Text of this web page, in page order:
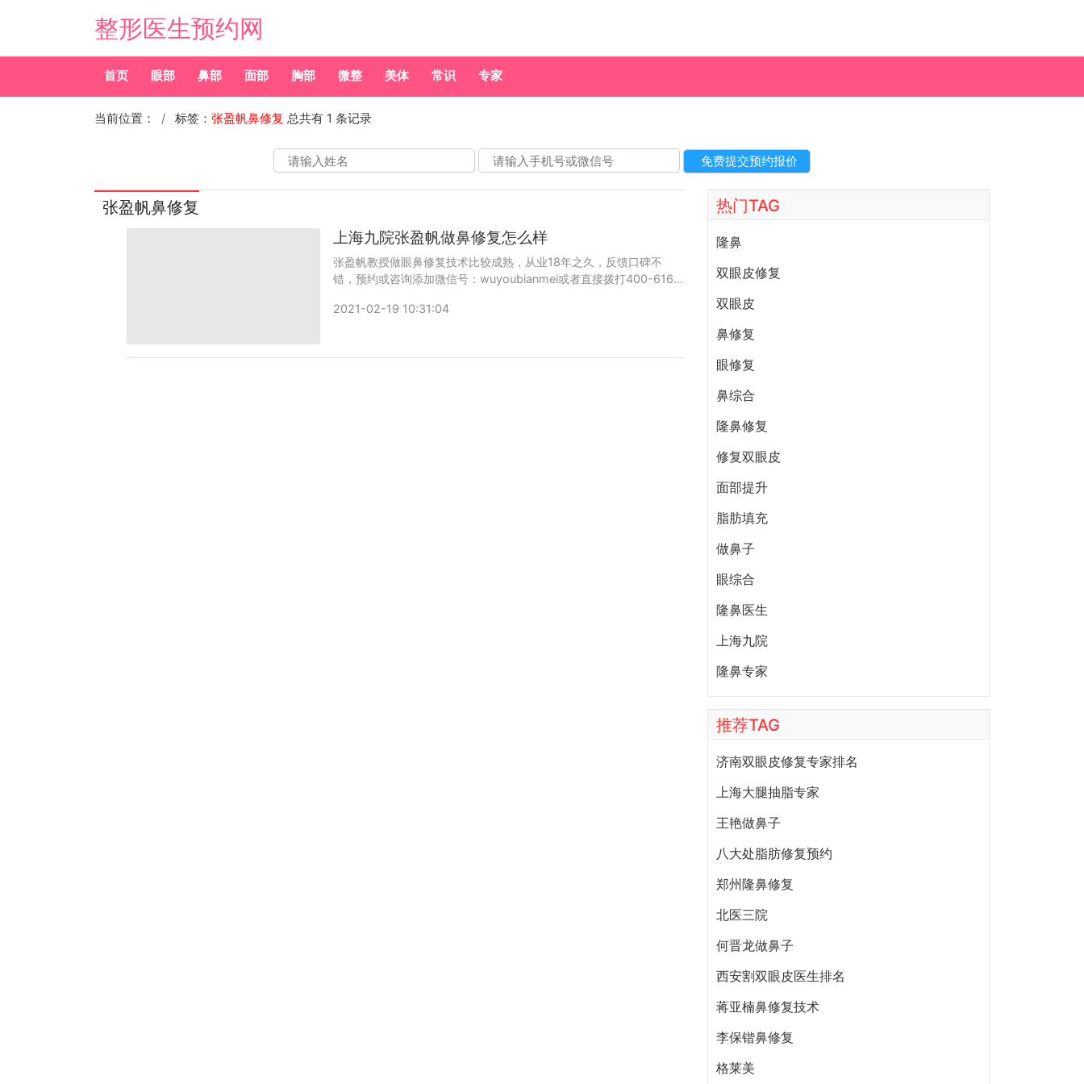
整形医生预约网
首页 眼部 鼻部 面部 胸部 微整 美体 常识 专家
当前位置： 标签： 张盈帆鼻修复 总共有 1 条记录
张盈帆鼻修复
上海九院张盈帆做鼻修复怎么样
张盈帆教授做眼鼻修复技术比较成熟，从业18年之久，反馈口碑不
错，预约或咨询添加微信号：wuyoubianmei或者直接拨打400-616-
2021-02-19 10:31:04
热门TAG
隆鼻
双眼皮修复
双眼皮
鼻修复
眼修复
鼻综合
隆鼻修复
修复双眼皮
面部提升
脂肪填充
做鼻子
眼综合
隆鼻医生
上海九院
隆鼻专家
推荐TAG
济南双眼皮修复专家排名
上海大腿抽脂专家
王艳做鼻子
八大处脂肪修复预约
郑州隆鼻修复
北医三院
何晋龙做鼻子
西安割双眼皮医生排名
蒋亚楠鼻修复技术
李保锴鼻修复
格莱美